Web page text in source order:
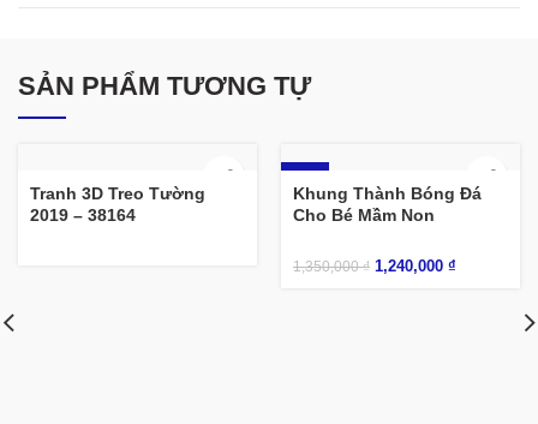
SẢN PHẨM TƯƠNG TỰ
Tranh 3D Treo Tường
2019 – 38164
-8%
Khung Thành Bóng Đá
Cho Bé Mầm Non
1,350,000₫ 1,240,000 ₫